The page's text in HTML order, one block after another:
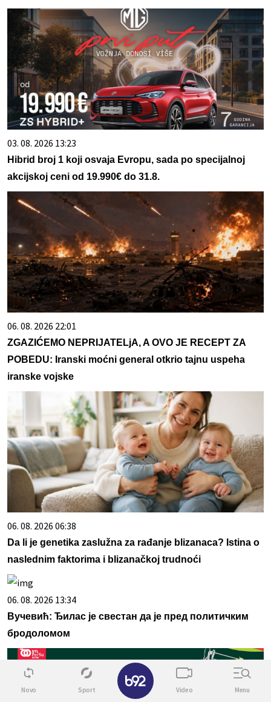
03. 08. 2026 13:23
Hibrid broj 1 koji osvaja Evropu, sada po specijalnoj
akcijskoj ceni od 19.990€ do 31.8.
06. 08. 2026 22:01
ZGAZIĆEMO NEPRIJATELjA, A OVO JE RECEPT ZA
POBEDU: Iranski moćni general otkrio tajnu uspeha
iranske vojske
06. 08. 2026 06:38
Da li je genetika zaslužna za rađanje blizanaca? Istina o
naslednim faktorima i blizanačkoj trudnoći
06. 08. 2026 13:34
Вучевић: Ђилас је свестан да је пред политичким
бродоломом
Novo Sport Video Menu
✕